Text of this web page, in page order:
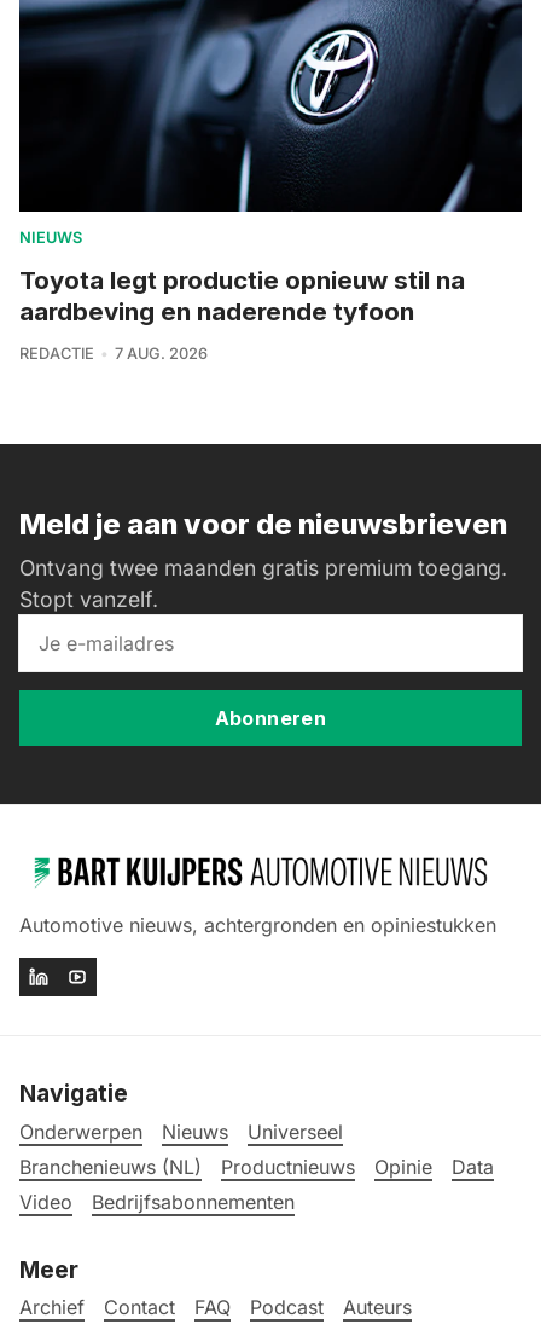
NIEUWS
Toyota legt productie opnieuw stil na
aardbeving en naderende tyfoon
REDACTIE 7 AUG. 2026
Meld je aan voor de nieuwsbrieven
Ontvang twee maanden gratis premium toegang.
Stopt vanzelf.
Abonneren
Automotive nieuws, achtergronden en opiniestukken
Navigatie
Onderwerpen Nieuws
Universeel
Branchenieuws (NL)
Productnieuws Opinie
Data
Video
Bedrijfsabonnementen
Meer
Archief Contact FAQ Podcast Auteurs